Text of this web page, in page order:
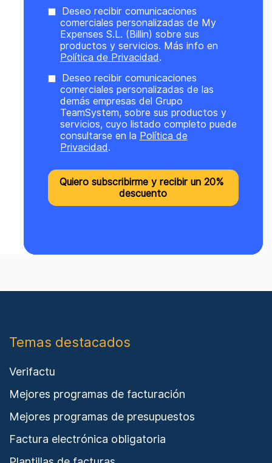
Deseo recibir comunicaciones
comerciales personalizadas de My
Expenses S.L. (Billin) sobre sus
productos y servicios. Más info en
Política de Privacidad.
Deseo recibir comunicaciones
comerciales personalizadas de las
demás empresas del Grupo
TeamSystem, sobre sus productos y
servicios, cuyo listado completo puede
consultarse en la Política de
Privacidad.
Temas destacados
Verifactu
Mejores programas de facturación
Mejores programas de presupuestos
Factura electrónica obligatoria